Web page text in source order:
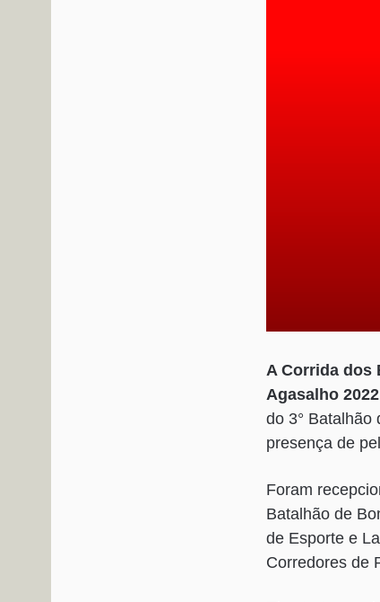
A Corrida dos
Agasalho
do 3° Batalhão
presença de
Foram
Batalhão de
de Esporte e
Corredores de